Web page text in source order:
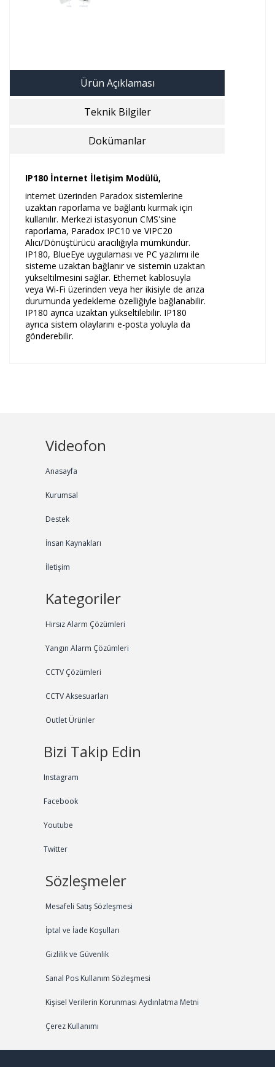
Ürün Açıklaması
Teknik Bilgiler
Dokümanlar
IP180 İnternet İletişim Modülü,
internet üzerinden Paradox sistemlerine
uzaktan raporlama ve bağlantı kurmak için
kullanılır. Merkezi istasyonun CMS'sine
raporlama, Paradox IPC10 ve VIPC20
Alıcı/Dönüştürücü aracılığıyla mümkündür.
IP180, BlueEye uygulaması ve PC yazılımı ile
sisteme uzaktan bağlanır ve sistemin uzaktan
yükseltilmesini sağlar. Ethernet kablosuyla
veya Wi-Fi üzerinden veya her ikisiyle de arıza
durumunda yedekleme özelliğiyle bağlanabilir.
IP180 ayrıca uzaktan yükseltilebilir. IP180
ayrıca sistem olaylarını e-posta yoluyla da
gönderebilir.
Videofon
Anasayfa
Kurumsal
Destek
İnsan Kaynakları
İletişim
Kategoriler
Hırsız Alarm Çözümleri
Yangın Alarm Çözümleri
CCTV Çözümleri
CCTV Aksesuarları
Outlet Ürünler
Bizi Takip Edin
Instagram
Facebook
Youtube
Twitter
Sözleşmeler
Mesafeli Satış Sözleşmesi
İptal ve İade Koşulları
Gizlilik ve Güvenlik
Sanal Pos Kullanım Sözleşmesi
Kişisel Verilerin Korunması Aydınlatma Metni
Çerez Kullanımı